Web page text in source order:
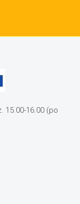
15.00-16.00 (po